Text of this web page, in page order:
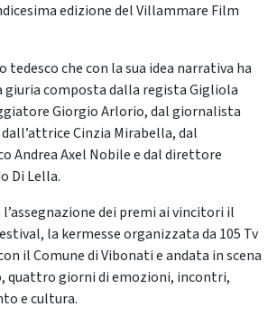
edizione del Villammare Film
che con la sua idea narrativa ha
giuria composta dalla regista Gigliola
Giorgio Arlorio, dal giornalista
Cinzia Mirabella, dal
Andrea Axel Nobile e dal direttore
Di Lella.
l’assegnazione dei premi ai vincitori il
la kermesse organizzata da 105 Tv
il Comune di Vibonati e andata in scena
quattro giorni di emozioni, incontri,
e cultura.